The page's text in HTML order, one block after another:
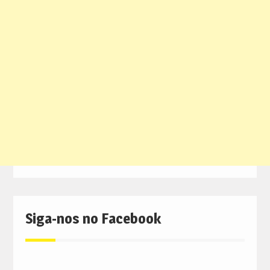
Siga-nos no Facebook